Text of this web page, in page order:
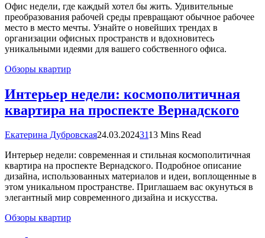
Офис недели, где каждый хотел бы жить. Удивительные
преобразования рабочей среды превращают обычное рабочее
место в место мечты. Узнайте о новейших трендах в
организации офисных пространств и вдохновитесь
уникальными идеями для вашего собственного офиса.
Обзоры квартир
Интерьер недели: космополитичная
квартира на проспекте Вернадского
Екатерина Дубровская24.03.20243113 Mins Read
Интерьер недели: современная и стильная космополитичная
квартира на проспекте Вернадского. Подробное описание
дизайна, использованных материалов и идеи, воплощенные в
этом уникальном пространстве. Приглашаем вас окунуться в
элегантный мир современного дизайна и искусства.
Обзоры квартир